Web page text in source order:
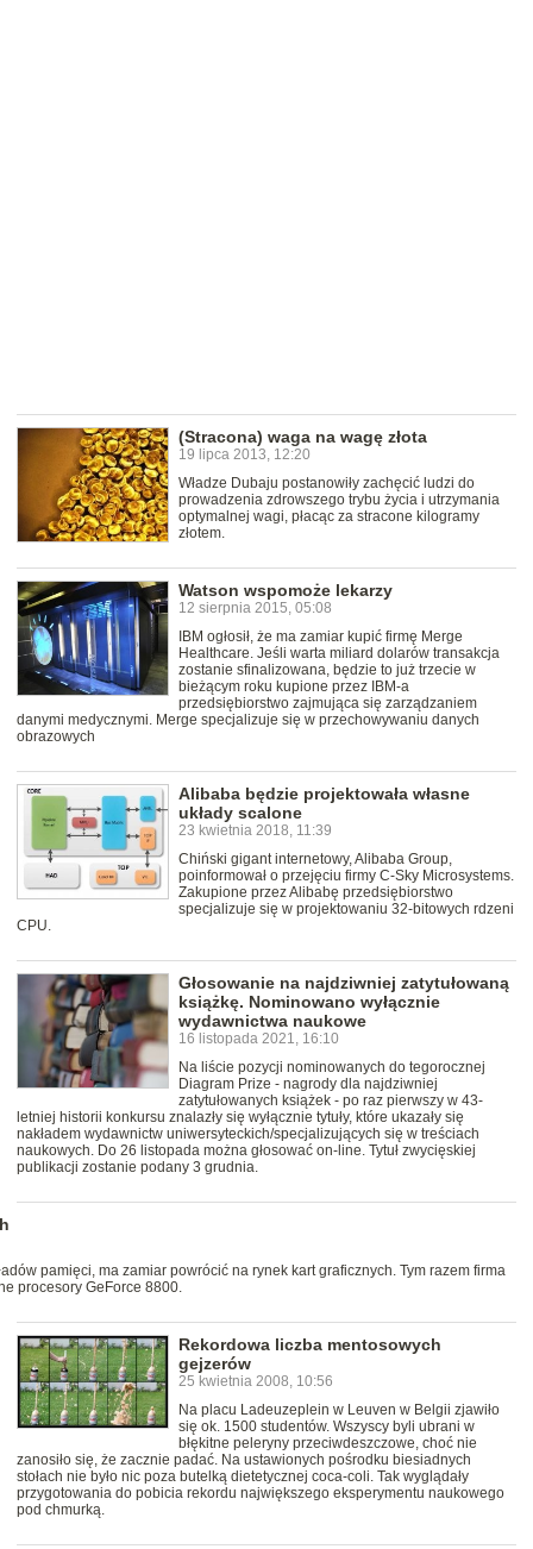
(Stracona) waga na wagę złota
19 lipca 2013, 12:20
Władze Dubaju postanowiły zachęcić ludzi do
prowadzenia zdrowszego trybu życia i utrzymania
optymalnej wagi, płacąc za stracone kilogramy
złotem.
Watson wspomoże lekarzy
12 sierpnia 2015, 05:08
IBM ogłosił, że ma zamiar kupić firmę Merge
Healthcare. Jeśli warta miliard dolarów transakcja
zostanie sfinalizowana, będzie to już trzecie w
bieżącym roku kupione przez IBM-a
przedsiębiorstwo zajmująca się zarządzaniem
danymi medycznymi. Merge specjalizuje się w przechowywaniu danych
obrazowych
Alibaba będzie projektowała własne
układy scalone
23 kwietnia 2018, 11:39
Chiński gigant internetowy, Alibaba Group,
poinformował o przejęciu firmy C-Sky Microsystems.
Zakupione przez Alibabę przedsiębiorstwo
specjalizuje się w projektowaniu 32-bitowych rdzeni
CPU.
Głosowanie na najdziwniej zatytułowaną
książkę. Nominowano wyłącznie
wydawnictwa naukowe
16 listopada 2021, 16:10
Na liście pozycji nominowanych do tegorocznej
Diagram Prize - nagrody dla najdziwniej
zatytułowanych książek - po raz pierwszy w 43-
letniej historii konkursu znalazły się wyłącznie tytuły, które ukazały się
nakładem wydawnictw uniwersyteckich/specjalizujących się w treściach
naukowych. Do 26 listopada można głosować on-line. Tytuł zwycięskiej
publikacji zostanie podany 3 grudnia.
pamięci, ma zamiar powrócić na rynek kart graficznych. Tym razem firma
procesory GeForce 8800.
Rekordowa liczba mentosowych
gejzerów
25 kwietnia 2008, 10:56
Na placu Ladeuzeplein w Leuven w Belgii zjawiło
się ok. 1500 studentów. Wszyscy byli ubrani w
błękitne peleryny przeciwdeszczowe, choć nie
zanosiło się, że zacznie padać. Na ustawionych pośrodku biesiadnych
stołach nie było nic poza butelką dietetycznej coca-coli. Tak wyglądały
przygotowania do pobicia rekordu największego eksperymentu naukowego
pod chmurką.